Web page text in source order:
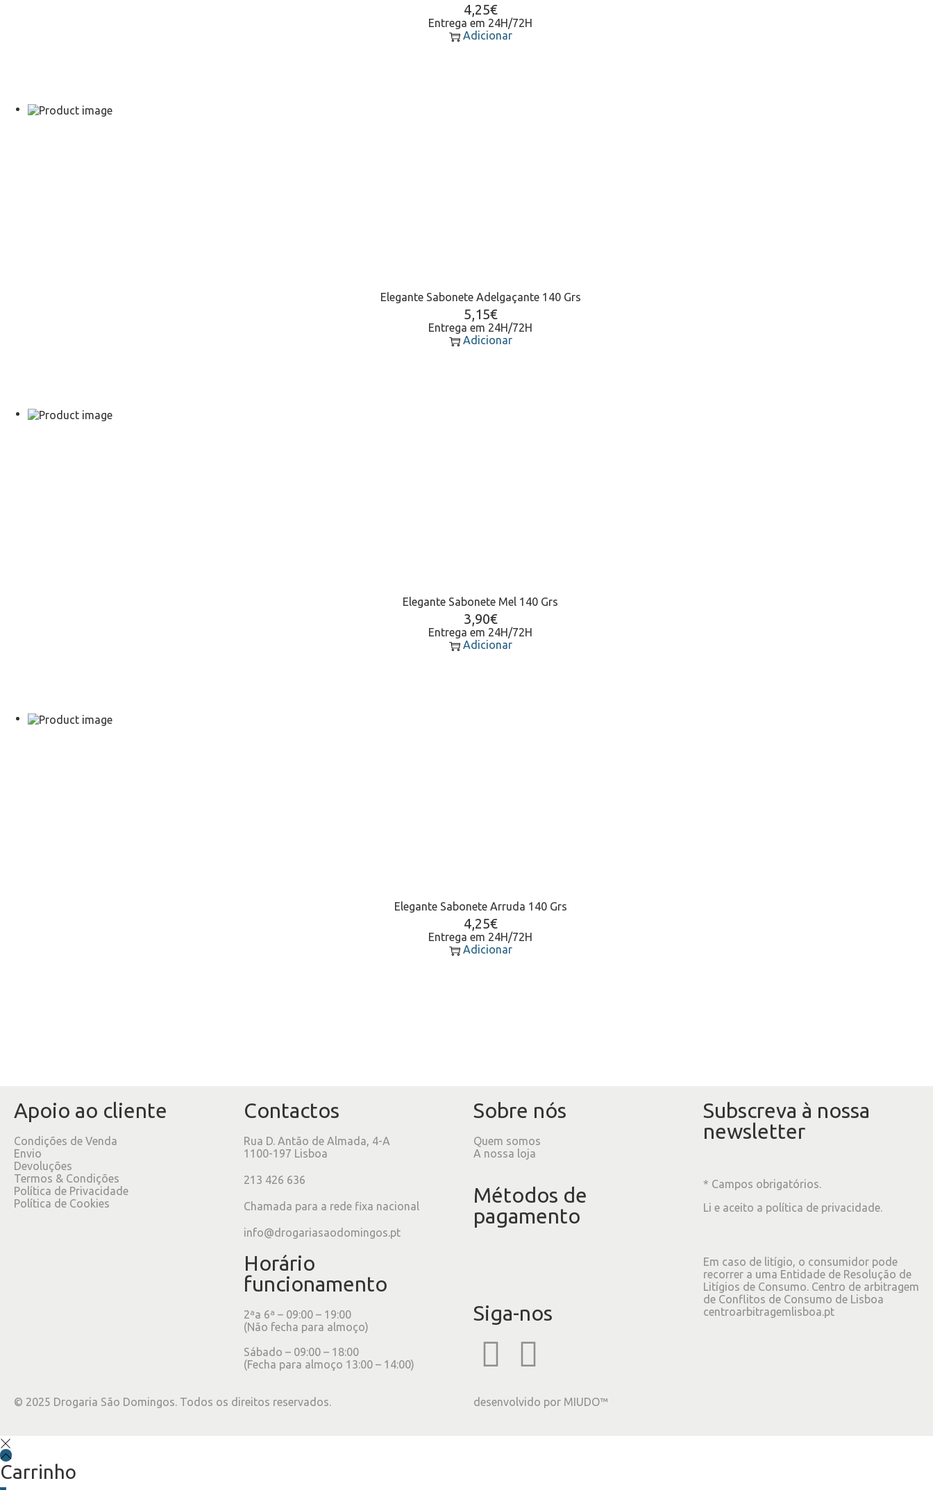
4,25€
Entrega em 24H/72H
Adicionar
Elegante Sabonete Adelgaçante 140 Grs
5,15€
Entrega em 24H/72H
Adicionar
Elegante Sabonete Mel 140 Grs
3,90€
Entrega em 24H/72H
Adicionar
Elegante Sabonete Arruda 140 Grs
4,25€
Entrega em 24H/72H
Adicionar
Apoio ao cliente
Condições de Venda
Envio
Devoluções
Termos & Condições
Política de Privacidade
Política de Cookies
Contactos
Rua D. Antão de Almada, 4-A
1100-197 Lisboa
213 426 636
Chamada para a rede fixa nacional
info@drogariasaodomingos.pt
Horário
funcionamento
2ªa 6ª – 09:00 – 19:00
(Não fecha para almoço)
Sábado – 09:00 – 18:00
(Fecha para almoço 13:00 – 14:00)
Sobre nós
Quem somos
A nossa loja
Métodos de
pagamento
Siga-nos
Subscreva à nossa
newsletter
* Campos obrigatórios.
Li e aceito a política de privacidade.
Em caso de litígio, o consumidor pode
recorrer a uma Entidade de Resolução de
Litígios de Consumo. Centro de arbitragem
de Conflitos de Consumo de Lisboa
centroarbitragemlisboa.pt
© 2025 Drogaria São Domingos. Todos os direitos reservados. desenvolvido por MIUDO™
Carrinho